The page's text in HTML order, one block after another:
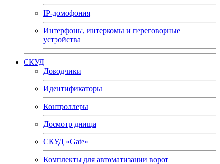
IP-домофония
Интерфоны, интеркомы и переговорные
устройства
СКУД
Доводчики
Идентификаторы
Контроллеры
Досмотр днища
СКУД «Gate»
Комплекты для автоматизации ворот